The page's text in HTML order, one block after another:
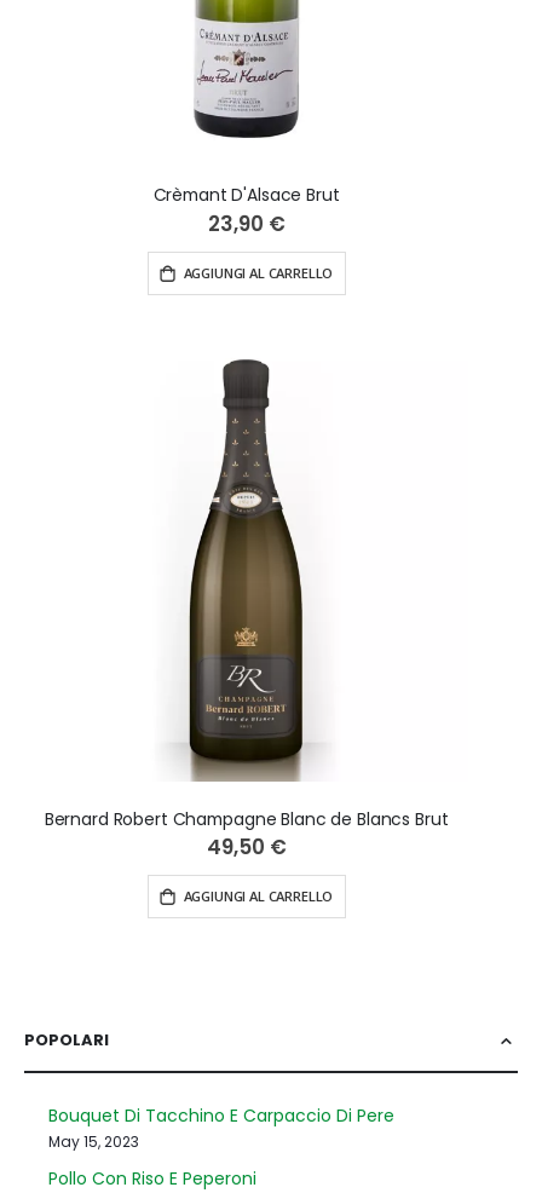
Crèmant D'Alsace Brut
23,90 €
AGGIUNGI AL CARRELLO
Bernard Robert Champagne Blanc de Blancs Brut
49,50 €
AGGIUNGI AL CARRELLO
POPOLARI
Bouquet Di Tacchino E Carpaccio Di Pere
May 15, 2023
Pollo Con Riso E Peperoni